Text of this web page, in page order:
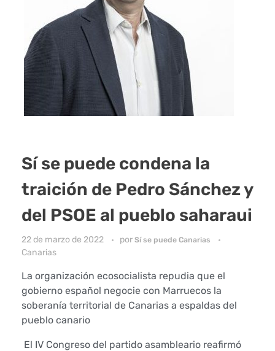
Sí se puede condena la
traición de Pedro Sánchez y
del PSOE al pueblo saharaui
22 de marzo de 2022 por Sí se puede Canarias
Canarias
La organización ecosocialista repudia que el
gobierno español negocie con Marruecos la
soberanía territorial de Canarias a espaldas del
pueblo canario
El IV Congreso del partido asambleario reafirmó